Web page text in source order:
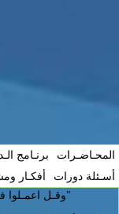
المحـاضـرات برنـامج
أسـئلة دورات
أفكـار
"وقـل اعمـلوا